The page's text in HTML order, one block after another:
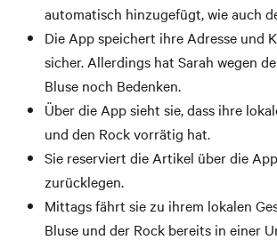
automatisch hinzugefügt, wie auch
Die App speichert ihre Adresse und
sicher. Allerdings hat Sarah wegen
Bluse noch Bedenken.
Über die App sieht sie, dass ihre
und den Rock vorrätig hat.
Sie reserviert die Artikel über die
zurücklegen.
Mittags fährt sie zu ihrem lokalen
Bluse und der Rock bereits in einer